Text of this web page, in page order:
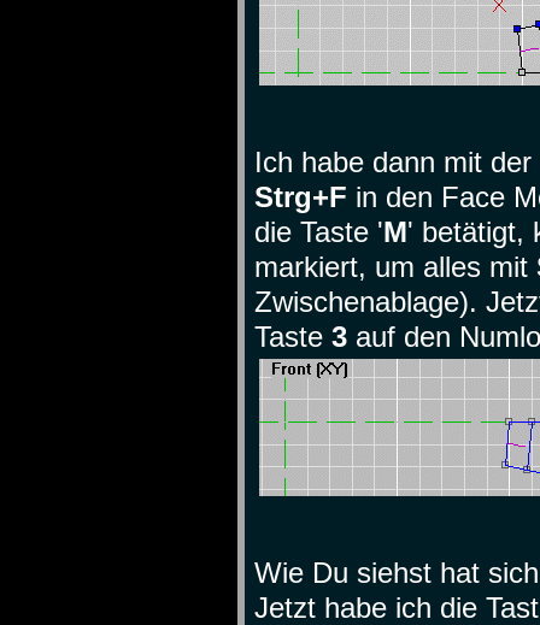
Ich habe dann mit der
Strg+F in den Face
die Taste 'M' betätigt,
markiert, um alles mit
Zwischenablage).
Taste 3 auf den
Wie Du siehst hat
Jetzt habe ich die